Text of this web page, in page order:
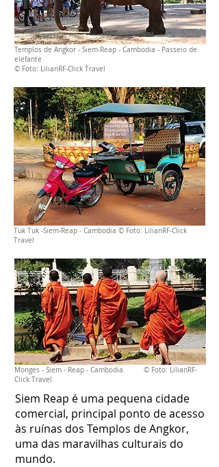
Templos de Angkor - Siem-Reap - Cambodia - Passeio de
elefante
© Foto: LilianRF-Click Travel
Tuk Tuk -Siem-Reap - Cambodia © Foto: LilianRF-Click
Travel
Monges - Siem - Reap - Cambodia © Foto: LilianRF-
Click Travel
Siem Reap é uma pequena cidade
comercial, principal ponto de acesso
às ruínas dos Templos de Angkor,
uma das maravilhas culturais do
mundo.